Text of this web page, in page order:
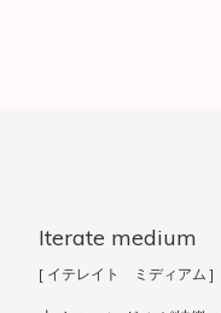
Iterate medium
[ イテレイト ミディアム ]